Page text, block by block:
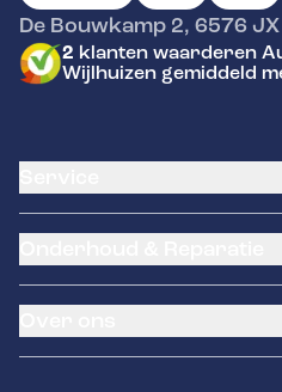
De Bouwkamp 2, 6576 JX
2 klanten waarderen
Wijlhuizen gemiddeld
Banden service
Klantenkaart
Schade en reparatie